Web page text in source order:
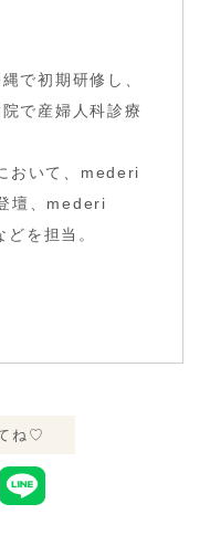
で初期研修し、
で産婦人科診療
おいて、mederi
壇、mederi
を担当。
ね♡